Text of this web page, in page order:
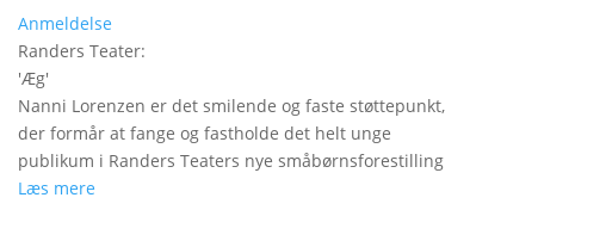
Anmeldelse
Randers Teater:
'Æg'
Nanni Lorenzen er det smilende og faste støttepunkt,
der formår at fange og fastholde det helt unge
publikum i Randers Teaters nye småbørnsforestilling
Læs mere